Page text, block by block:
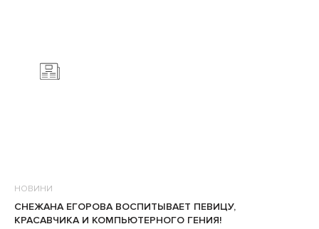
НОВИНИ
СНЕЖАНА ЕГОРОВА ВОСПИТЫВАЕТ ПЕВИЦУ,
КРАСАВЧИКА И КОМПЬЮТЕРНОГО ГЕНИЯ!